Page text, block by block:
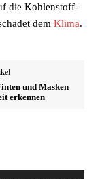
die Kohlenstoff-
dem Klima.
und Masken
erkennen